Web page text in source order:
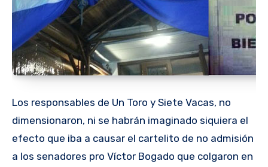
Los responsables de Un Toro y Siete Vacas, no
dimensionaron, ni se habrán imaginado siquiera el
efecto que iba a causar el cartelito de no admisión
a los senadores pro Víctor Bogado que colgaron en